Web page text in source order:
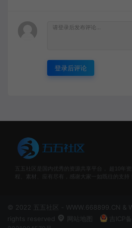
登录后评论
五五社区是国内优秀的资源共享平台， 超10年
程、素材、应有尽有，感谢大家一如既往的支持！
© 2022 五五社区 - WWW.668899.CN &
rights reserved
网站地图 吉ICP